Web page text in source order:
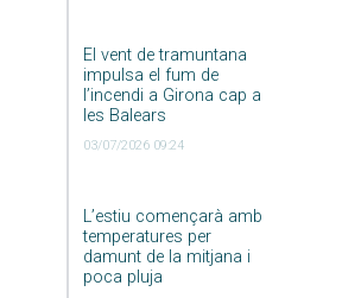
El vent de tramuntana
impulsa el fum de
l’incendi a Girona cap a
les Balears
03/07/2026 09:24
L’estiu començarà amb
temperatures per
damunt de la mitjana i
poca pluja